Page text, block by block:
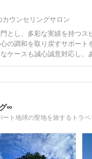
ウンセリングサロン
とし、多彩な実績を持つ
の調和を取り戻すサポー
ケースも誠心誠意対応し、
∞
ト地球の聖地を旅するトラベ